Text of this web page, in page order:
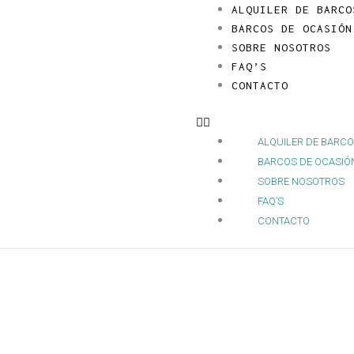
ALQUILER DE
BARCOS DE OCASIÓN
SOBRE NOSOTROS
FAQ’S
CONTACTO
Menú
ALQUILER DE
BARCOS DE
SOBRE NOSOTROS
FAQ’S
CONTACTO